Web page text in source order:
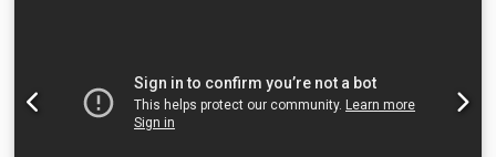
kW Fremføring Hurtigforskydning X, Y & Z: 25,4 m/min
Maks. bearbejdningsfremføring: 16,5 m/min
Værktøjsveksler Kapacitet: 20 værktøjer Type: BT40